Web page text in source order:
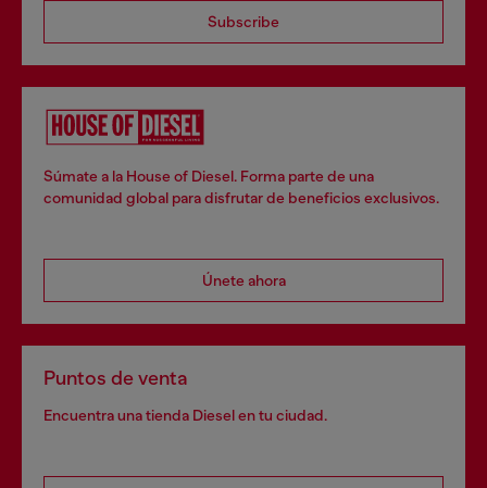
Subscribe
Súmate a la House of Diesel. Forma parte de una
comunidad global para disfrutar de beneficios exclusivos.
Únete ahora
Puntos de venta
Encuentra una tienda Diesel en tu ciudad.